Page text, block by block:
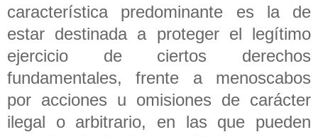
característica predominante es la de
estar destinada a proteger el legítimo
ejercicio de ciertos derechos
fundamentales, frente a menoscabos
por acciones u omisiones de carácter
ilegal o arbitrario, en las que pueden